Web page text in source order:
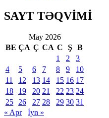
SAYT TƏQVİMİ
May 2026
BE ÇA Ç CA C Ş
B
1
2
3
4
5 6 7 8 9
10
11
12 13 14 15 16 17
18
19 20 21 22 23 24
25
26 27 28 29 30 31
« Apr
İyn »